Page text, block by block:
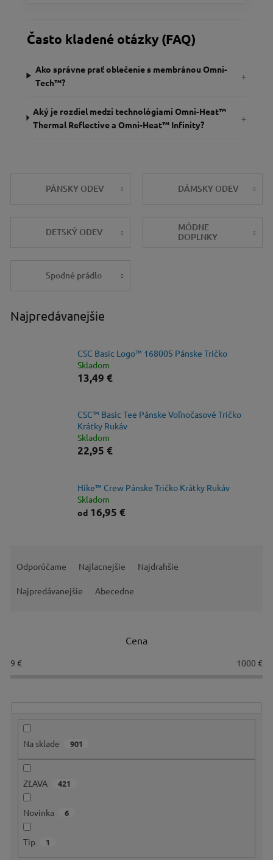
Často kladené otázky (FAQ)
Ako správne prať oblečenie s membránou Omni-
Tech™?
+
Aký je rozdiel medzi technológiami Omni-Heat™
Thermal Reflective a Omni-Heat™ Infinity?
+
PÁNSKY ODEV DÁMSKY ODEV
DETSKÝ ODEV
MÓDNE
DOPLNKY
Spodné prádlo
Najpredávanejšie
CSC Basic Logo™ 168005 Pánske Tričko
Skladom
13,49 €
CSC™ Basic Tee Pánske Voľnočasové Tričko
Krátky Rukáv
Skladom
22,95 €
Hike™ Crew Pánske Tričko Krátky Rukáv
Skladom
od16,95 €
r
u
k
Odporúčame Najlacnejšie Najdrahšie
Najpredávanejšie Abecedne
Cena
9 € 1000 €
Na sklade 901
ZĽAVA 421
Novinka 6
Tip 1